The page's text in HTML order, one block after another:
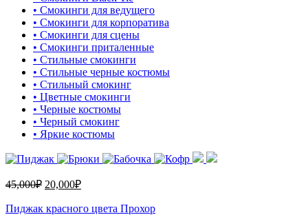
• Смокинги для ведущего
• Смокинги для корпоратива
• Смокинги для сцены
• Смокинги приталенные
• Стильные смокинги
• Стильные черные костюмы
• Стильный смокинг
• Цветные смокинги
• Черные костюмы
• Черный смокинг
• Яркие костюмы
45,000₽ 20,000₽
Пиджак красного цвета Прохор